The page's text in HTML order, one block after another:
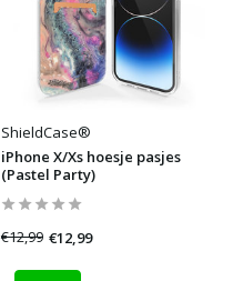
ShieldCase®
iPhone X/Xs hoesje pasjes
(Pastel Party)
€12,99 €12,99